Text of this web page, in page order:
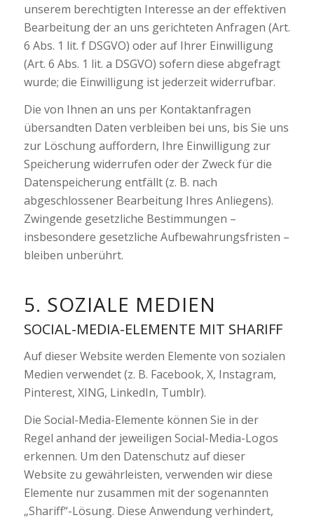
unserem berechtigten Interesse an der effektiven
Bearbeitung der an uns gerichteten Anfragen (Art.
6 Abs. 1 lit. f DSGVO) oder auf Ihrer Einwilligung
(Art. 6 Abs. 1 lit. a DSGVO) sofern diese abgefragt
wurde; die Einwilligung ist jederzeit widerrufbar.
Die von Ihnen an uns per Kontaktanfragen
übersandten Daten verbleiben bei uns, bis Sie uns
zur Löschung auffordern, Ihre Einwilligung zur
Speicherung widerrufen oder der Zweck für die
Datenspeicherung entfällt (z. B. nach
abgeschlossener Bearbeitung Ihres Anliegens).
Zwingende gesetzliche Bestimmungen –
insbesondere gesetzliche Aufbewahrungsfristen –
bleiben unberührt.
5. SOZIALE MEDIEN
SOCIAL-MEDIA-ELEMENTE MIT SHARIFF
Auf dieser Website werden Elemente von sozialen
Medien verwendet (z. B. Facebook, X, Instagram,
Pinterest, XING, LinkedIn, Tumblr).
Die Social-Media-Elemente können Sie in der
Regel anhand der jeweiligen Social-Media-Logos
erkennen. Um den Datenschutz auf dieser
Website zu gewährleisten, verwenden wir diese
Elemente nur zusammen mit der sogenannten
„Shariff“-Lösung. Diese Anwendung verhindert,